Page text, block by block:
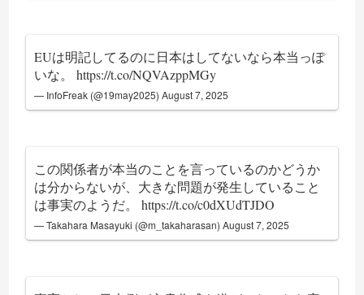
EUは明記してるのに日本はしてないなら本当っぽ
いな。https://t.co/NQVAzppMGy
— InfoFreak (@19may2025)August 7, 2025
この関係者が本当のことを言っているのかどうか
は分からないが、大きな問題が発生していること
は事実のようだ。https://t.co/c0dXUdTJDO
— Takahara Masayuki (@m_takaharasan)August 7, 2025